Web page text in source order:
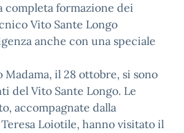
completa formazione dei
Vito Sante Longo
anche con una speciale
Madama, il 28 ottobre, si sono
del Vito Sante Longo. Le
accompagnate dalla
Loiotile, hanno visitato il